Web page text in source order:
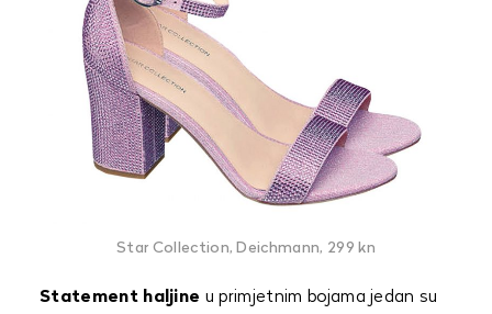
Star Collection, Deichmann, 299 kn
Statement haljine u primjetnim bojama jedan su